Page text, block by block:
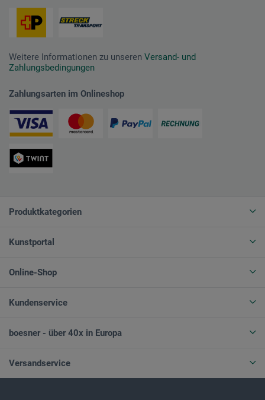
Weitere Informationen zu unseren Versand- und
Zahlungsbedingungen
Zahlungsarten im Onlineshop
Produktkategorien
Kunstportal
Online-Shop
Kundenservice
boesner - über 40x in Europa
Versandservice